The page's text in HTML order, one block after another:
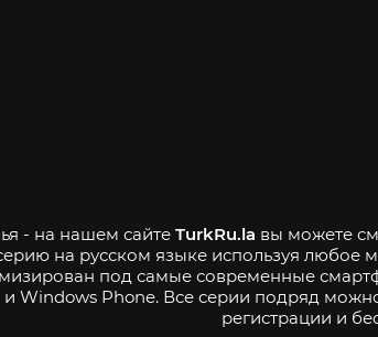
- на нашем сайте TurkRu.la вы можете
на русском языке используя любое
под самые современные
и Windows Phone. Все серии подряд
регистрации и